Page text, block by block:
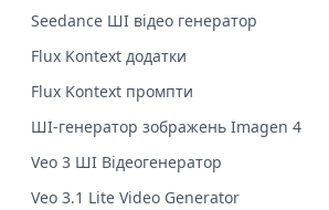
Seedance ШІ відео генератор
Flux Kontext додатки
Flux Kontext промпти
ШІ-генератор зображень Imagen 4
Veo 3 ШІ Відеогенератор
Veo 3.1 Lite Video Generator